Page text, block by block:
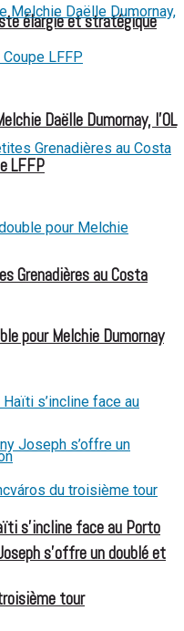
élargie et stratégique
Grenadières au Costa
s’incline face au Porto
Daëlle Dumornay, l’OL
LFFP
pour Melchie Dumornay
s’offre un doublé et
tour